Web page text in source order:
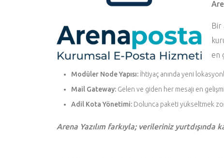
Bir
en
Modüler Node Yapısı: İhtiyaç anında yeni
Mail Gateway: Gelen ve giden her mesajı en
Adil Kota Yönetimi: Dolunca paketi yükseltmek
Arena Yazılım farkıyla; verileriniz yurtdışında